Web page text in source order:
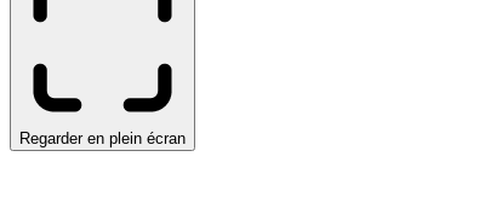
Regarder en plein écran